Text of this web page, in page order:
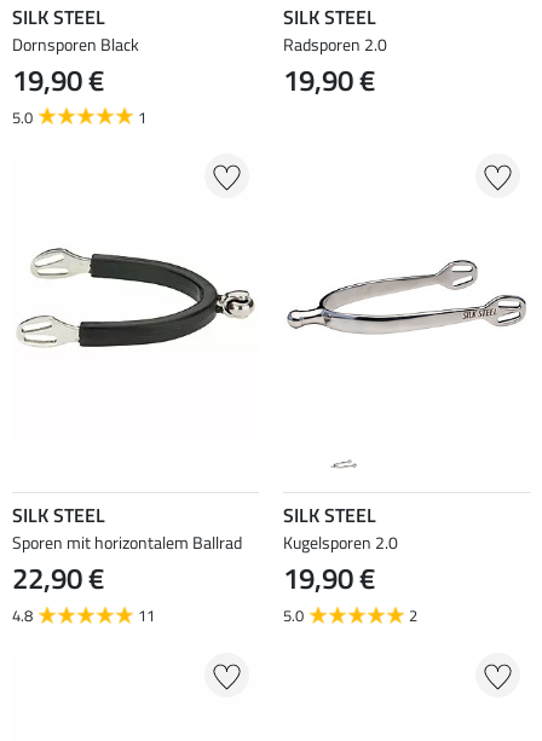
SILK STEEL
Dornsporen Black
19,90 €
5.0 1
SILK STEEL
Radsporen 2.0
19,90 €
SILK STEEL
Sporen mit horizontalem Ballrad
22,90 €
4.8 11
SILK STEEL
Kugelsporen 2.0
19,90 €
5.0 2